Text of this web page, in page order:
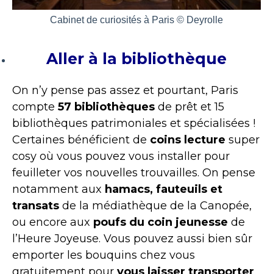
Cabinet de curiosités à Paris © Deyrolle
Aller à la bibliothèque
On n’y pense pas assez et pourtant, Paris
compte 57 bibliothèques de prêt et 15
bibliothèques patrimoniales et spécialisées !
Certaines bénéficient de coins lecture super
cosy où vous pouvez vous installer pour
feuilleter vos nouvelles trouvailles. On pense
notamment aux hamacs, fauteuils et
transats de la médiathèque de la Canopée,
ou encore aux poufs du coin jeunesse de
l’Heure Joyeuse. Vous pouvez aussi bien sûr
emporter les bouquins chez vous